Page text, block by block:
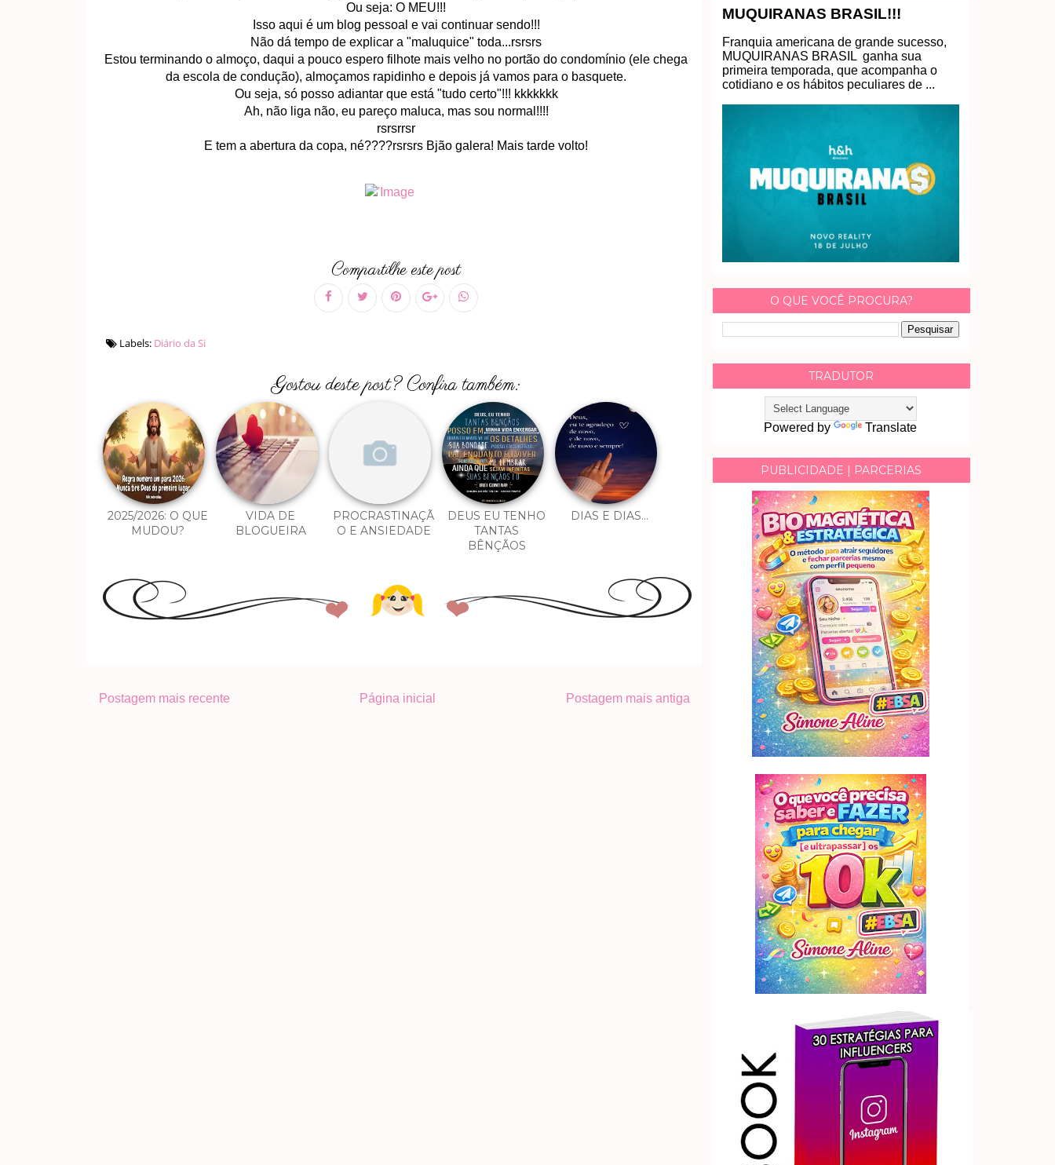
Ou seja: O MEU!!!
Isso aqui é um blog pessoal e vai continuar sendo!!!
Não dá tempo de explicar a "maluquice" toda...rsrsrs
Estou terminando o almoço, daqui a pouco espero filhote mais velho no portão do condomínio (ele chega
da escola de condução), almoçamos rapidinho e depois já vamos para o basquete.
Ou seja, só posso adiantar que está "tudo certo"!!! kkkkkkk
Ah, não liga não, eu pareço maluca, mas sou normal!!!!
rsrsrrsr
E tem a abertura da copa, né????rsrsrs Bjão galera! Mais tarde volto!
Compartilhe este post
Labels: Diário da Si
Gostou deste post? Confira também:
2025/2026: O QUE
MUDOU?
VIDA DE
BLOGUEIRA
PROCRASTINAÇÃ
O E ANSIEDADE
DEUS EU TENHO
TANTAS
BÊNÇÃOS
DIAS E DIAS...
Postagem mais recente Postagem mais antiga
Página inicial
MUQUIRANAS BRASIL!!!
Franquia americana de grande sucesso,
MUQUIRANAS BRASIL ganha sua
primeira temporada, que acompanha o
cotidiano e os hábitos peculiares de ...
O QUE VOCÊ PROCURA?
TRADUTOR
Powered by Translate
PUBLICIDADE | PARCERIAS